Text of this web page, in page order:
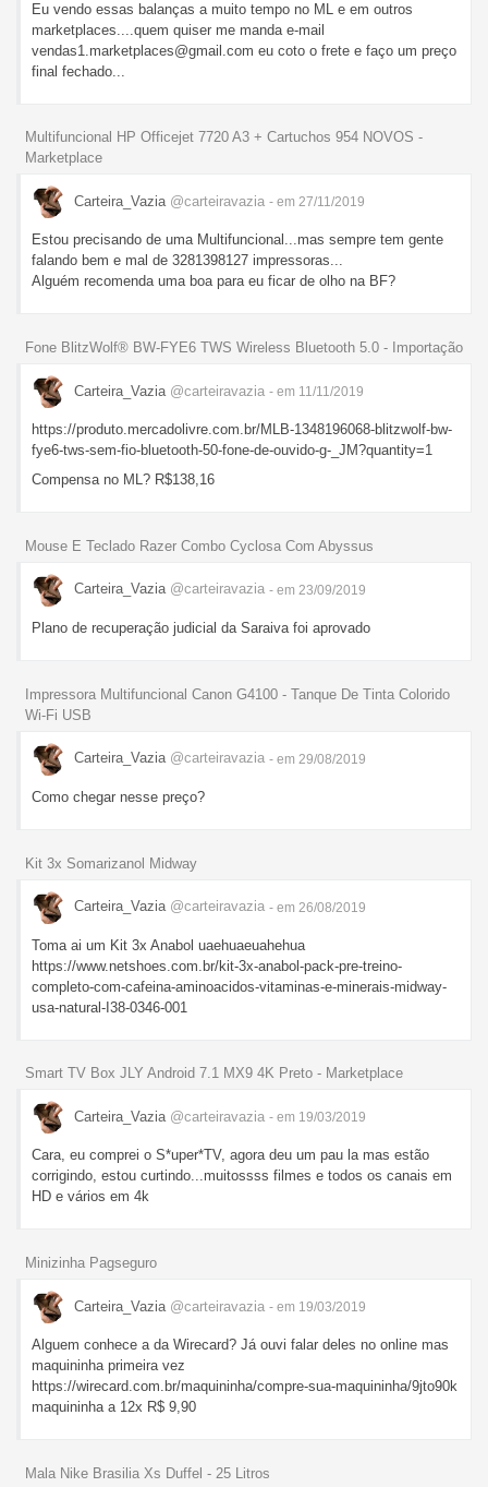
Eu vendo essas balanças a muito tempo no ML e em outros
marketplaces....quem quiser me manda e-mail
vendas1.marketplaces@gmail.com eu coto o frete e faço um preço
final fechado...
Multifuncional HP Officejet 7720 A3 + Cartuchos 954 NOVOS -
Marketplace
Carteira_Vazia @carteiravazia - em 27/11/2019
Estou precisando de uma Multifuncional...mas sempre tem gente
falando bem e mal de 3281398127 impressoras...
Alguém recomenda uma boa para eu ficar de olho na BF?
Fone BlitzWolf® BW-FYE6 TWS Wireless Bluetooth 5.0 - Importação
Carteira_Vazia @carteiravazia - em 11/11/2019
https://produto.mercadolivre.com.br/MLB-1348196068-blitzwolf-bw-
fye6-tws-sem-fio-bluetooth-50-fone-de-ouvido-g-_JM?quantity=1
Compensa no ML? R$138,16
Mouse E Teclado Razer Combo Cyclosa Com Abyssus
Carteira_Vazia @carteiravazia - em 23/09/2019
Plano de recuperação judicial da Saraiva foi aprovado
Impressora Multifuncional Canon G4100 - Tanque De Tinta Colorido
Wi-Fi USB
Carteira_Vazia @carteiravazia - em 29/08/2019
Como chegar nesse preço?
Kit 3x Somarizanol Midway
Carteira_Vazia @carteiravazia - em 26/08/2019
Toma ai um Kit 3x Anabol uaehuaeuahehua
https://www.netshoes.com.br/kit-3x-anabol-pack-pre-treino-
completo-com-cafeina-aminoacidos-vitaminas-e-minerais-midway-
usa-natural-I38-0346-001
Smart TV Box JLY Android 7.1 MX9 4K Preto - Marketplace
Carteira_Vazia @carteiravazia - em 19/03/2019
Cara, eu comprei o S*uper*TV, agora deu um pau la mas estão
corrigindo, estou curtindo...muitossss filmes e todos os canais em
HD e vários em 4k
Minizinha Pagseguro
Carteira_Vazia @carteiravazia - em 19/03/2019
Alguem conhece a da Wirecard? Já ouvi falar deles no online mas
maquininha primeira vez
https://wirecard.com.br/maquininha/compre-sua-maquininha/9jto90k
maquininha a 12x R$ 9,90
Mala Nike Brasilia Xs Duffel - 25 Litros